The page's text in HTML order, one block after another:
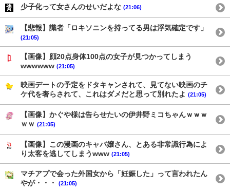
少子化って女さんのせいだよな (21:06)
【悲報】識者「ロキソニンを持ってる男は浮気確定です」
(21:05)
【画像】顔20点身体100点の女子が見つかってしまう
wwwwww (21:05)
映画デートの予定をドタキャンされて、見てない映画のチ
ケ代を奢らされて、これはダメだと思って別れたよ (21:05)
【画像】かぐや様は告らせたいの伊井野ミコちゃんｗｗｗ
ｗｗ (21:05)
【画像】この漫画のキャバ嬢さん、とある非常識行為によ
り太客を逃してしまうwww (21:05)
マチアプで会った外国女から「妊娠した」って言われたん
やが・・・
(21:05)